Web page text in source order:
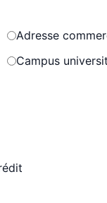
Adresse
Campus